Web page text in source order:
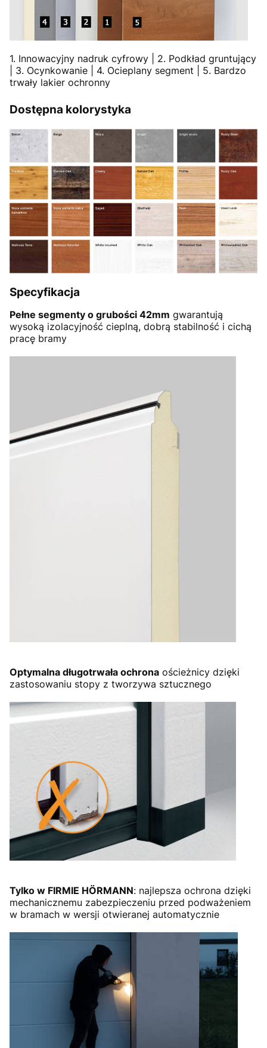
1. Innowacyjny nadruk cyfrowy | 2. Podkład gruntujący
| 3. Ocynkowanie | 4. Ocieplany segment | 5. Bardzo
trwały lakier ochronny
Dostępna kolorystyka
Specyfikacja
Pełne segmenty o grubości 42mm gwarantują
wysoką izolacyjność cieplną, dobrą stabilność i cichą
pracę bramy
Optymalna długotrwała ochrona ościeżnicy dzięki
zastosowaniu stopy z tworzywa sztucznego
Tylko w FIRMIE HÖRMANN: najlepsza ochrona dzięki
mechanicznemu zabezpieczeniu przed podważeniem
w bramach w wersji otwieranej automatycznie